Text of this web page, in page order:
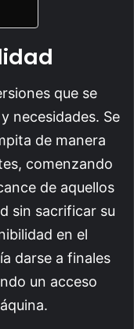
que se
necesidades. Se
de manera
comenzando
de aquellos
sin sacrificar su
en el
darse a finales
un acceso